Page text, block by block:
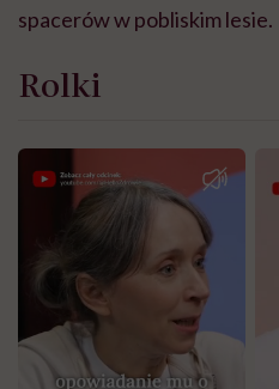
spacerów w pobliskim lesie.
Rolki